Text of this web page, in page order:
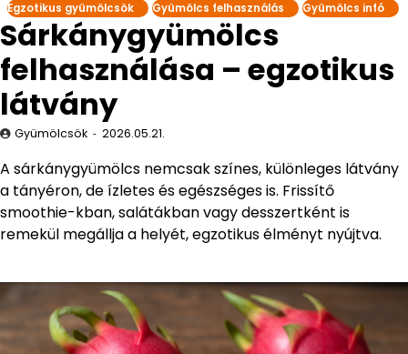
Egzotikus gyümölcsök Gyümölcs felhasználás Gyümölcs infó
Sárkánygyümölcs
felhasználása – egzotikus
látvány
Gyümölcsök 2026.05.21.
A sárkánygyümölcs nemcsak színes, különleges látvány
a tányéron, de ízletes és egészséges is. Frissítő
smoothie-kban, salátákban vagy desszertként is
remekül megállja a helyét, egzotikus élményt nyújtva.